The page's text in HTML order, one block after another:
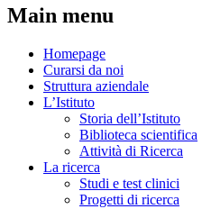
Main menu
Homepage
Curarsi da noi
Struttura aziendale
L’Istituto
Storia dell’Istituto
Biblioteca scientifica
Attività di Ricerca
La ricerca
Studi e test clinici
Progetti di ricerca